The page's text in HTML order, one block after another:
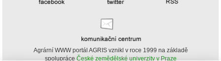
Agrární WWW portál AGRIS vznikl v roce 1999 na základě
spolupráce České zemědělské univerzity v Praze